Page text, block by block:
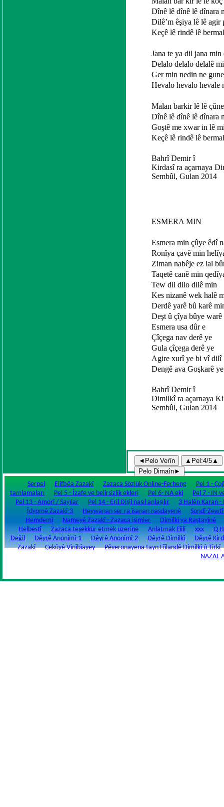
Dînê lê dînê lê dînara
Dilê’m êşiya lê lê agir
Keçê lê rindê lê
Jana te ya dil jana min
Delalo delalo delalê
Ger min nedin ne
Hevalo hevalo hevale
Malan barkir lê lê
Dînê lê dînê lê dînara
Goştê me xwar in lê
Keçê lê rindê lê
Bahrî Demir î
Kirdasî ra açarnaya
Sembûl, Gulan 2014
ESMERA MIN
Esmera min çûye êdî
Ronîya çavê min
Ziman nabêje ez lal
Taqetê canê min
Tew dil dilo dilê min
Kes nizanê wek halê
Derdê yarê bû karê
Deşt û çîya bûye warê
Esmera usa dûr e
Çîçega nav derê ye
Gula çîçega derê ye
Agire xurî ye bi vî dilî
Dengê ava Goşkarê ye
Bahrî Demir î
Dimilkî ra açarnaya
Sembûl, Gulan 2014
Serpel Elifbêa Zazakî Zazaca Sözlük Online-Ferheng
Pel 1 -
tamlamaları
Pel 5 - İzafe ve belirsizlik ekleri Pel 6- NA eki
Pel 7 - IN
Pel 13 - Amorî / Sayılar
Pel 14 - Eril Dişil nasıl anlaşılır
3 Halên Karan -
Îdyomê Zazakî-3
Heywanan ser ra îsanan nasdayené
Sondî-
Hemdemî
Nameyê Zazakî - Zazaca isimler
Dimilkî ya Raştayîné
Helbestî
Zazaca teşekkür etmek üzerine Anlatmak Fiili xxx
Q
Değil
Dêyrê Anonîmî-1 Dêyrê Anonîmî-2 Dêyrê Dimilkî
Dêyrê
Zazakî
Çekûyê Vinîbîayey
Pêveronayena tayn Fîîlandê Dimilkî û Tirkî
NAZAL